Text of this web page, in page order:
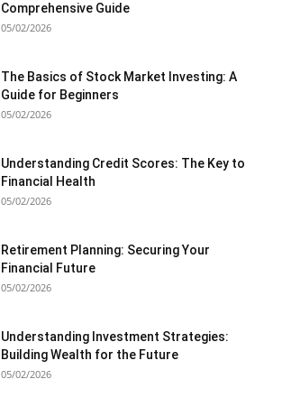
Comprehensive Guide
05/02/2026
The Basics of Stock Market Investing: A
Guide for Beginners
05/02/2026
Understanding Credit Scores: The Key to
Financial Health
05/02/2026
Retirement Planning: Securing Your
Financial Future
05/02/2026
Understanding Investment Strategies:
Building Wealth for the Future
05/02/2026